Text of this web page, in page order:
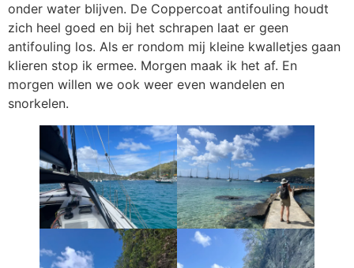
onder water blijven. De Coppercoat antifouling houdt
zich heel goed en bij het schrapen laat er geen
antifouling los. Als er rondom mij kleine kwalletjes gaan
klieren stop ik ermee. Morgen maak ik het af. En
morgen willen we ook weer even wandelen en
snorkelen.